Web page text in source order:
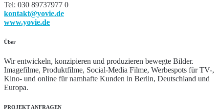
Tel: 030 89737977 0
kontakt@yovie.de
www.yovie.de
Über
Wir entwickeln, konzipieren und produzieren bewegte Bilder.
Imagefilme, Produktfilme, Social-Media Filme, Werbespots für TV-,
Kino- und online für namhafte Kunden in Berlin, Deutschland und
Europa.
PROJEKT ANFRAGEN